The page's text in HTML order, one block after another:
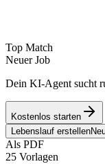
Top Match
Neuer Job
Dein KI-Agent sucht
Kostenlos starten
Lebenslauf erstellen
Als PDF
25 Vorlagen